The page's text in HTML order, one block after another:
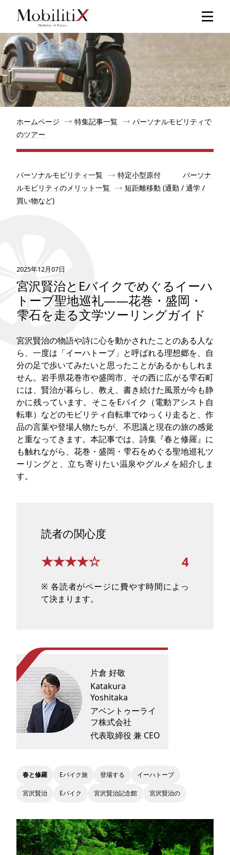
人気記事
特集記事
モビリティ
メリット
ホームページ 特集記事一覧
パーソナルモビリティで
のツアー
パーソナルモビリティ一覧 特定小型原付
パーソナ
ルモビリティのメリット一覧
短距離移動 (通勤 / 通学 /
買い物など)
2025年12月07日
宮沢賢治とEバイクでめぐるイーハ
トーブ聖地巡礼――花巻・盛岡・
雫石を走る文学ツーリングガイド
宮沢賢治の物語や詩に心を動かされたことのある人な
ら、一度は「イーハトーブ」と呼ばれる理想郷を、自
分の足で歩いてみたいと思ったことがあるかもしれま
せん。岩手県花巻市や盛岡市、その西に広がる雫石町
には、賢治が暮らし、教え、書き続けた風景が今も静
かに残っています。そこをEバイク（電動アシスト自
転車）などのモビリティ自転車でゆっくり走ると、作
品の言葉や登場人物たちが、不思議と現在の旅の感覚
と重なってきます。本記事では、詩集『春と修羅』に
も触れながら、花巻・盛岡・雫石をめぐる聖地巡礼ツ
ーリングと、立ち寄りたい温泉やグルメを紹介しま
す。
読者の関心度
★★★★☆ 4
※ 各読者がページに費やす時間によっ
て決まります。
片倉 好敬
Katakura
Yoshitaka
アベントゥーライ
フ株式会社
代表取締役 兼 CEO
春と修羅 Eバイク旅 登場する イーハトーブ
宮沢賢治 Eバイク 宮沢賢治記念館 宮沢賢治の